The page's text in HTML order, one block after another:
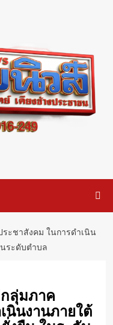
ะชาสังคม ในการดำเนิน
ระดับตำบล
ลุ่มภาค
นินงานภายใต้